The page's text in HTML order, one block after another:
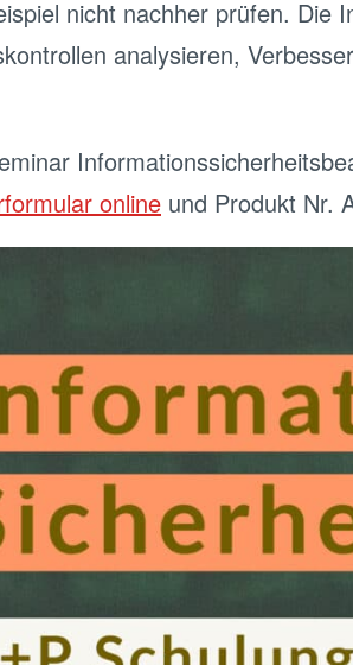
nicht nachher prüfen. Die
analysieren,
online und Produkt Nr.